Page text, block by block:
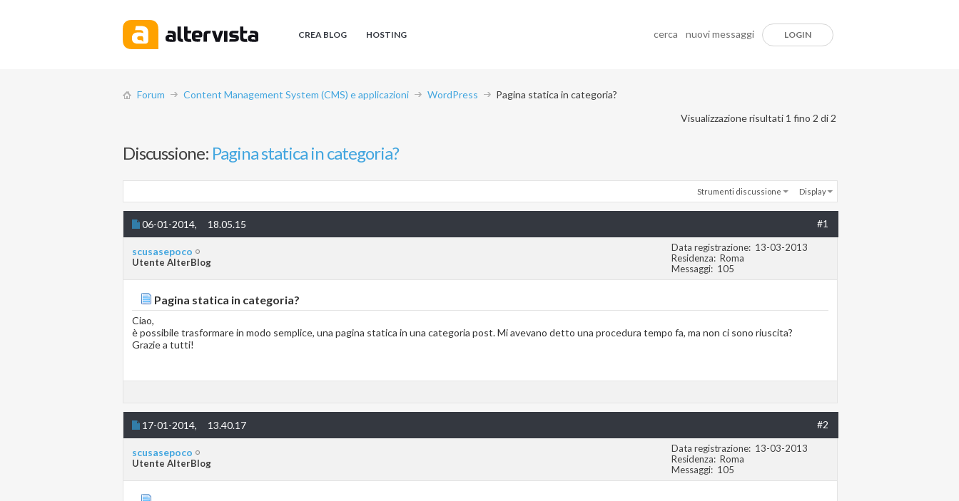
CREA BLOG HOSTING cerca nuovi messaggi LOGIN
Forum Content Management System (CMS) e applicazioni WordPress
Pagina statica in categoria?
Visualizzazione risultati 1 fino 2 di 2
Discussione: Pagina statica in categoria?
Strumenti discussione Display
06-01-2014, 18.05.15 #1
scusasepoco
Utente AlterBlog
Data registrazione
13-03-2013
Residenza
Roma
Messaggi
105
Pagina statica in categoria?
Ciao,
è possibile trasformare in modo semplice, una pagina statica in una categoria post. Mi avevano detto una procedura tempo fa, ma non ci sono riuscita?
Grazie a tutti!
17-01-2014, 13.40.17 #2
scusasepoco
Utente AlterBlog
Data registrazione
13-03-2013
Residenza
Roma
Messaggi
105